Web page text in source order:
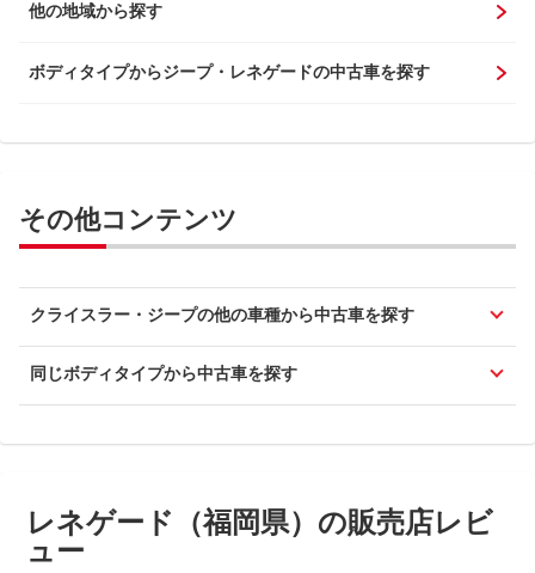
他の地域から探す
ボディタイプからジープ・レネゲードの中古車を探す
その他コンテンツ
クライスラー・ジープの他の車種から中古車を探す
同じボディタイプから中古車を探す
レネゲード（福岡県）の販売店レビ
ュー